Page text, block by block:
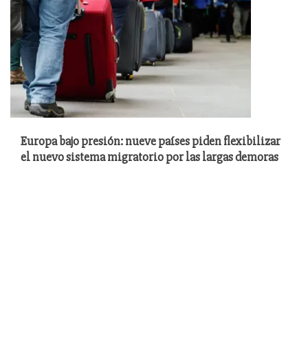
Europa bajo presión: nueve países piden flexibilizar
el nuevo sistema migratorio por las largas demoras